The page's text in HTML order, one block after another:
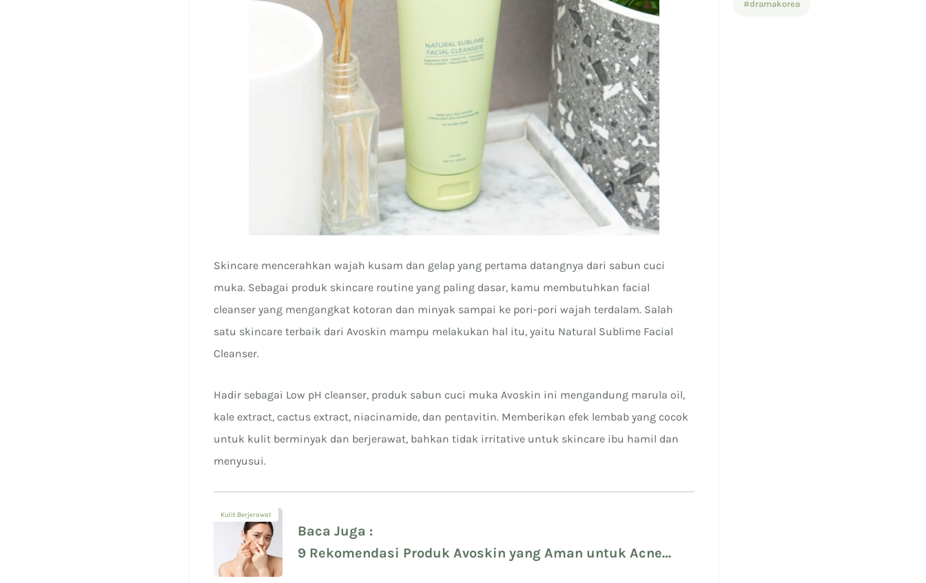
Skincare mencerahkan wajah kusam dan gelap yang pertama datangnya dari sabun cuci
muka. Sebagai produk skincare routine yang paling dasar, kamu membutuhkan facial
cleanser yang mengangkat kotoran dan minyak sampai ke pori-pori wajah terdalam. Salah
satu skincare terbaik dari Avoskin mampu melakukan hal itu, yaitu Natural Sublime Facial
Cleanser.
Hadir sebagai Low pH cleanser, produk sabun cuci muka Avoskin ini mengandung marula oil,
kale extract, cactus extract, niacinamide, dan pentavitin. Memberikan efek lembab yang cocok
untuk kulit berminyak dan berjerawat, bahkan tidak irritative untuk skincare ibu hamil dan
menyusui.
Kulit Berjerawat
Baca Juga :
9 Rekomendasi Produk Avoskin yang Aman untuk Acne
#dramakorea